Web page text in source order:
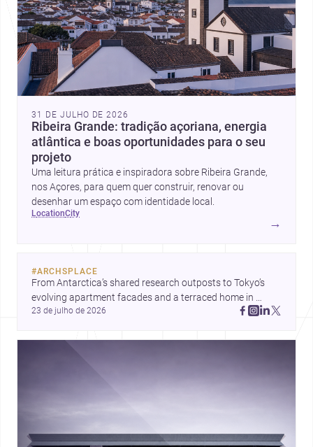
31 DE JULHO DE 2026
Ribeira Grande: tradição açoriana, energia
atlântica e boas oportunidades para o seu
projeto
Uma leitura prática e inspiradora sobre Ribeira Grande,
nos Açores, para quem quer construir, renovar ou
desenhar um espaço com identidade local.
location city
→
#ARCHSPLACE
From Antarctica’s shared research outposts to Tokyo’s
evolving apartment facades and a terraced home in
Amman, these projects show how architecture adapts to
23 de julho de 2026